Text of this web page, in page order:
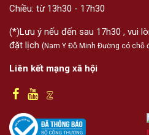
Chiều: từ 13h30 - 17h30
(*)Lưu ý nếu đến sau 17h30 , vui
đặt lịch (Nam Y Đỗ Minh Đường có chỗ
Liên kết mạng xã hội